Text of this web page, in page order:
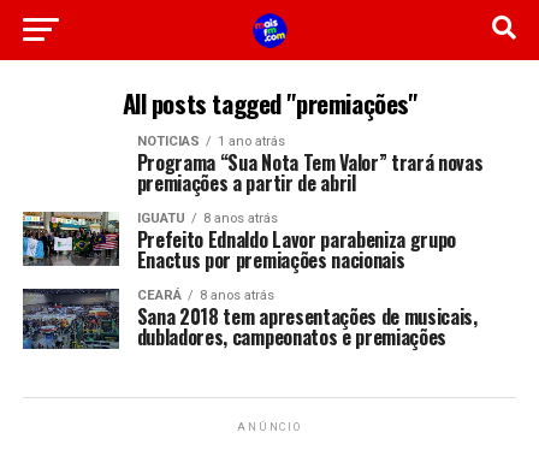
All posts tagged "premiações"
NOTICIAS 1 ano atrás
Programa “Sua Nota Tem Valor” trará novas
premiações a partir de abril
IGUATU 8 anos atrás
Prefeito Ednaldo Lavor parabeniza grupo
Enactus por premiações nacionais
CEARÁ 8 anos atrás
Sana 2018 tem apresentações de musicais,
dubladores, campeonatos e premiações
ANÚNCIO